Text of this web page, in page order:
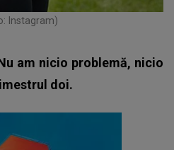
Instagram)
am nicio problemă, nicio
doi.